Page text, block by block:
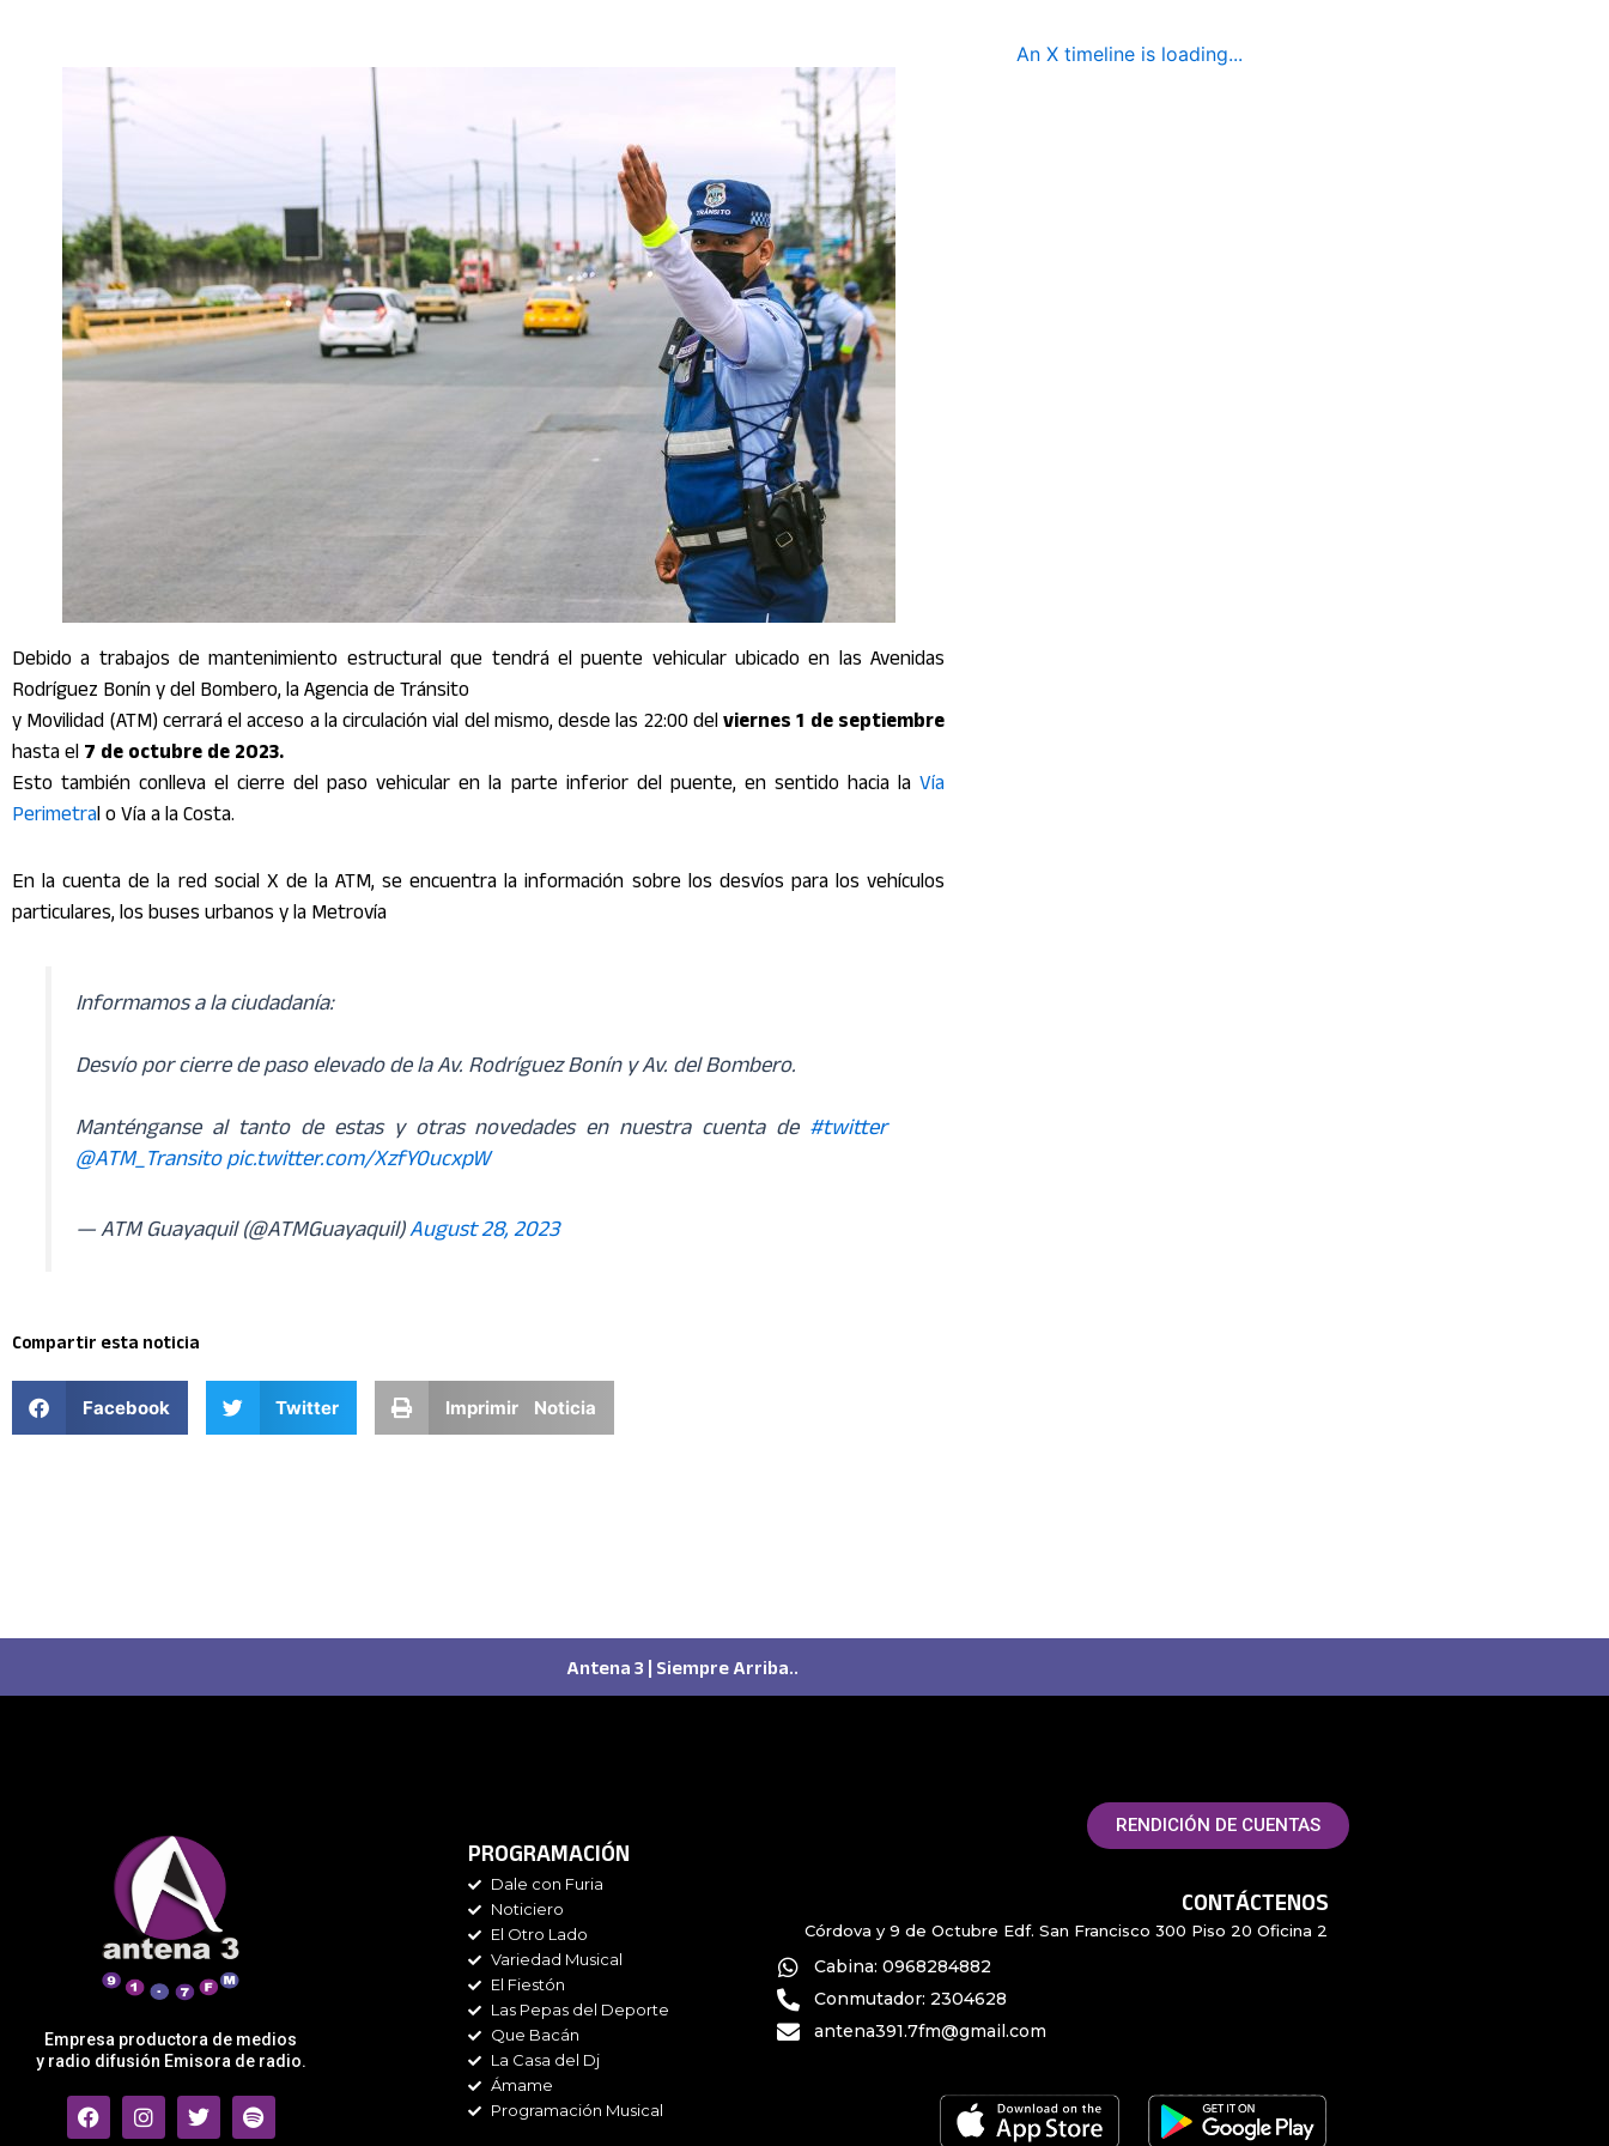
Debido a trabajos de mantenimiento estructural que tendrá el puente vehicular ubicado en las Avenidas
Rodríguez Bonín y del Bombero, la Agencia de Tránsito
y Movilidad (ATM) cerrará el acceso a la circulación vial del mismo, desde las 22:00 delviernes 1 de septiembre
hasta el7 de octubre de 2023.
Esto también conlleva el cierre del paso vehicular en la parte inferior del puente, en sentido hacia la Vía
Perimetral o Vía a la Costa.
En la cuenta de la red social X de la ATM, se encuentra la información sobre los desvíos para los vehículos
particulares, los buses urbanos y la Metrovía
Informamos a la ciudadanía:
Desvío por cierre de paso elevado de la Av. Rodríguez Bonín y Av. del Bombero.
Manténganse al tanto de estas y otras novedades en nuestra cuenta de #twitter
@ATM_Transitopic.twitter.com/XzfY0ucxpW
— ATM Guayaquil (@ATMGuayaquil)August 28, 2023
Compartir esta noticia
Facebook Twitter Imprimir Noticia
An X timeline is loading...
Antena 3 | Siempre Arriba..
Empresa productora de medios
y radio difusión Emisora de radio.
F
a
I
n
T
w
S
p
PROGRAMACIÓN
Dale con Furia
Noticiero
El Otro Lado
Variedad Musical
El Fiestón
Las Pepas del Deporte
Que Bacán
La Casa del Dj
Ámame
Programación Musical
RENDICIÓN DE CUENTAS
CONTÁCTENOS
Córdova y 9 de Octubre Edf. San Francisco 300 Piso 20 Oficina 2
Cabina: 0968284882
Conmutador: 2304628
antena391.7fm@gmail.com